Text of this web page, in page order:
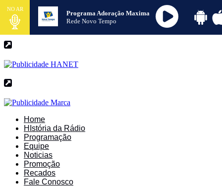
NO AR
Programa Adoração Maxima
Rede Novo Tempo
Home
HIstória da Rádio
Programação
Equipe
Noticias
Promoção
Recados
Fale Conosco